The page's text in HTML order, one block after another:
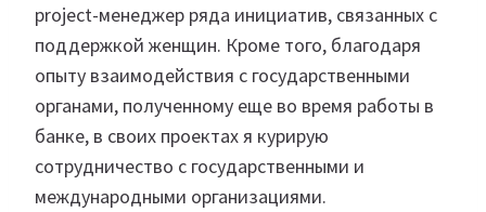
project-менеджер ряда инициатив, связанных с
поддержкой женщин. Кроме того, благодаря
опыту взаимодействия с государственными
органами, полученному еще во время работы в
банке, в своих проектах я курирую
сотрудничество с государственными и
международными организациями.